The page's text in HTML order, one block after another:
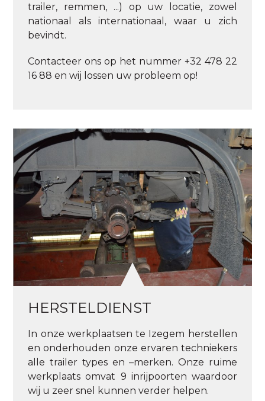
trailer, remmen, ...) op uw locatie, zowel
nationaal als internationaal, waar u zich
bevindt.
Contacteer ons op het nummer +32 478 22
16 88 en wij lossen uw probleem op!
HERSTELDIENST
In onze werkplaatsen te Izegem herstellen
en onderhouden onze ervaren techniekers
alle trailer types en –merken. Onze ruime
werkplaats omvat 9 inrijpoorten waardoor
wij u zeer snel kunnen verder helpen.